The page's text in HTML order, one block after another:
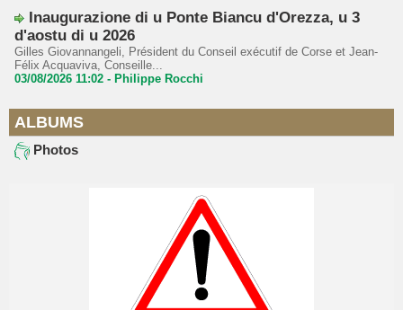
Inaugurazione di u Ponte Biancu d'Orezza, u 3
d'aostu di u 2026
Gilles Giovannangeli, Président du Conseil exécutif de Corse et Jean-
Félix Acquaviva, Conseille...
03/08/2026 11:02 - Philippe Rocchi
ALBUMS
Photos